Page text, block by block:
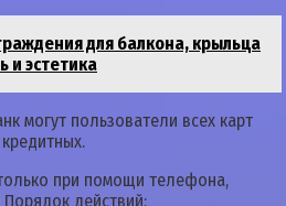
для балкона, крыльца
и эстетика
могут пользователи всех карт
при помощи телефона,
Порядок действий: